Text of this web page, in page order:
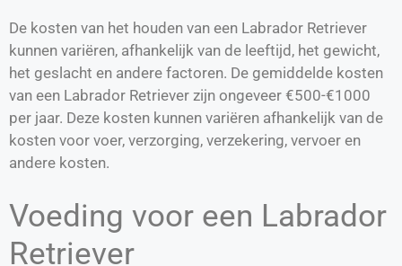
De kosten van het houden van een Labrador Retriever
kunnen variëren, afhankelijk van de leeftijd, het gewicht,
het geslacht en andere factoren. De gemiddelde kosten
van een Labrador Retriever zijn ongeveer €500-€1000
per jaar. Deze kosten kunnen variëren afhankelijk van de
kosten voor voer, verzorging, verzekering, vervoer en
andere kosten.
Voeding voor een Labrador
Retriever